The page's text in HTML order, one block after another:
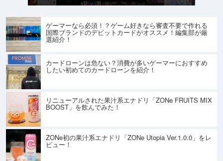
ゲーマーなら必須！？ゲーム好きなら審査不要で作れる
国際ブランドのデビットカードがオススメ！編集部が厳
選紹介！
カードローンは危ない？消費が多いゲーマーにおすすめ
したい初めてのカードローンを紹介！
リニューアルされた果汁系エナドリ「ZONe FRUITS MIX
BOOST」を飲んでみた！
ZONe初の果汁系エナドリ「ZONe Utopia Ver.1.0.0」をレ
ビュー！